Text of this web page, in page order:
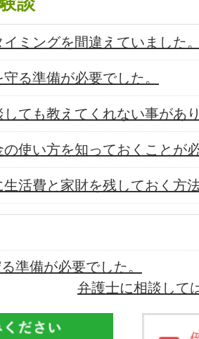
ミングを間違えていました
る準備が必要でした。
ても教えてくれない事があ
使い方を知っておくことが
活費と家財を残しておく方
準備が必要でした。
弁護士に相談して